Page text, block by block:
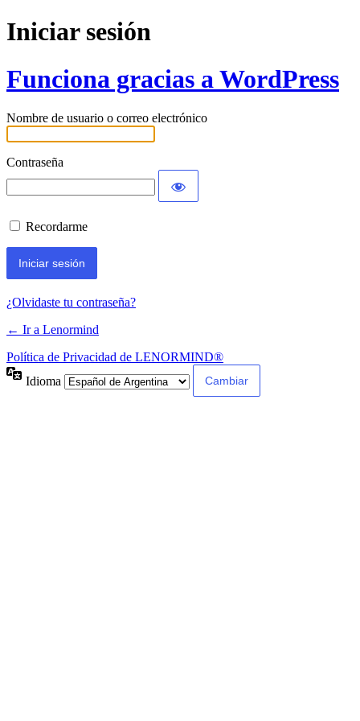
Iniciar sesión
Funciona gracias a WordPress
Nombre de usuario o correo electrónico
Contraseña
Recordarme
¿Olvidaste tu contraseña?
← Ir a Lenormind
Política de Privacidad de LENORMIND®
Idioma